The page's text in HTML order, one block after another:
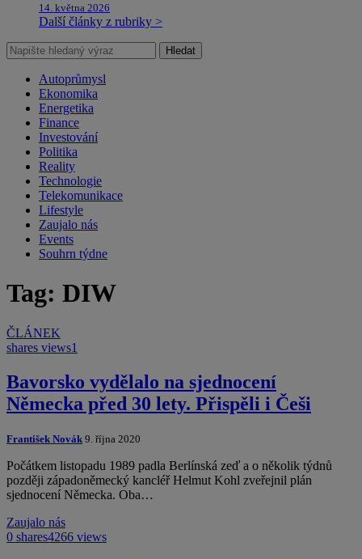
14. května 2026
Další články z rubriky >
Hledat
Autoprůmysl
Ekonomika
Energetika
Finance
Investování
Politika
Reality
Technologie
Telekomunikace
Lifestyle
Zaujalo nás
Events
Souhrn týdne
Tag: DIW
ČLÁNEK
shares views1
Bavorsko vydělalo na sjednocení
Německa před 30 lety. Přispěli i Češi
František Novák 9. října 2020
Počátkem listopadu 1989 padla Berlínská zeď a o několik týdnů
později západoněmecký kancléř Helmut Kohl zveřejnil plán
sjednocení Německa. Oba…
Zaujalo nás
0 shares4266 views